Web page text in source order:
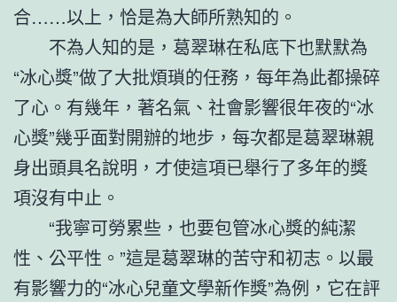
合……以上，恰是為大師所熟知的。
不為人知的是，葛翠琳在私底下也默默為
“冰心獎”做了大批煩瑣的任務，每年為此都操碎
了心。有幾年，著名氣、社會影響很年夜的“冰
心獎”幾乎面對開辦的地步，每次都是葛翠琳親
身出頭具名說明，才使這項已舉行了多年的獎
項沒有中止。
“我寧可勞累些，也要包管冰心獎的純潔
性、公平性。”這是葛翠琳的苦守和初志。以最
有影響力的“冰心兒童文學新作獎”為例，它在評